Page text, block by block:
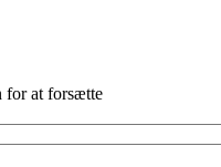
for at forsætte